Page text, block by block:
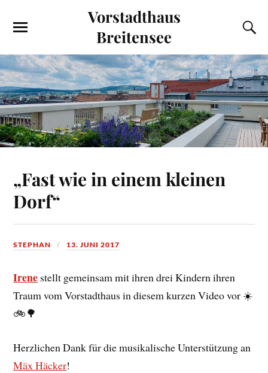
Vorstadthaus
Breitensee
„Fast wie in einem kleinen
Dorf“
STEPHAN 13. JUNI 2017
Irene stellt gemeinsam mit ihren drei Kindern ihren
Traum vom Vorstadthaus in diesem kurzen Video vor ☀️
🚲🌳
Herzlichen Dank für die musikalische Unterstützung an
Mäx Häcker!